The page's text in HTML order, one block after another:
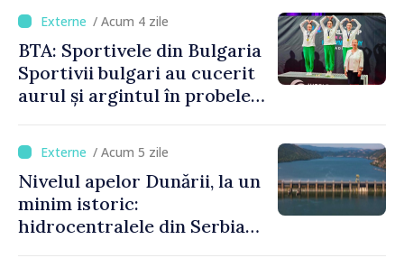
/ Acum 4 zile
BTA: Sportivele din Bulgaria
Sportivii bulgari au cucerit
aurul și argintul în probele
de gimnastică aerobică de la
Oradea
/ Acum 5 zile
Nivelul apelor Dunării, la un
minim istoric:
hidrocentralele din Serbia